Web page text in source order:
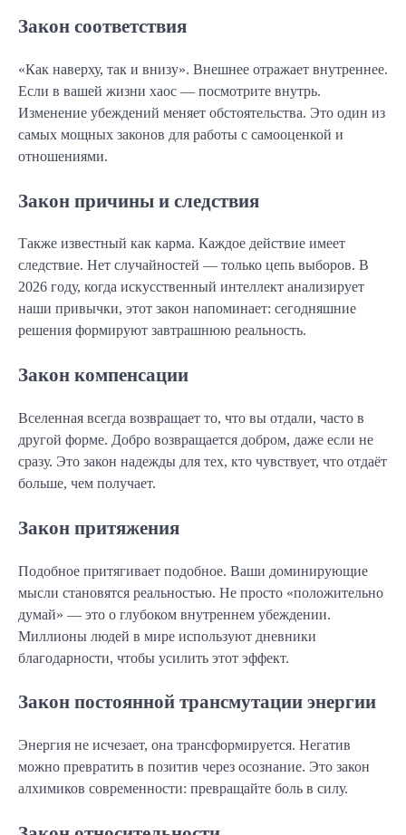
Закон соответствия
«Как наверху, так и внизу». Внешнее отражает внутреннее.
Если в вашей жизни хаос — посмотрите внутрь.
Изменение убеждений меняет обстоятельства. Это один из
самых мощных законов для работы с самооценкой и
отношениями.
Закон причины и следствия
Также известный как карма. Каждое действие имеет
следствие. Нет случайностей — только цепь выборов. В
2026 году, когда искусственный интеллект анализирует
наши привычки, этот закон напоминает: сегодняшние
решения формируют завтрашнюю реальность.
Закон компенсации
Вселенная всегда возвращает то, что вы отдали, часто в
другой форме. Добро возвращается добром, даже если не
сразу. Это закон надежды для тех, кто чувствует, что отдаёт
больше, чем получает.
Закон притяжения
Подобное притягивает подобное. Ваши доминирующие
мысли становятся реальностью. Не просто «положительно
думай» — это о глубоком внутреннем убеждении.
Миллионы людей в мире используют дневники
благодарности, чтобы усилить этот эффект.
Закон постоянной трансмутации энергии
Энергия не исчезает, она трансформируется. Негатив
можно превратить в позитив через осознание. Это закон
алхимиков современности: превращайте боль в силу.